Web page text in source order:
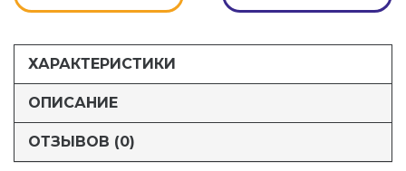
ХАРАКТЕРИСТИКИ
ОПИСАНИЕ
ОТЗЫВОВ (0)